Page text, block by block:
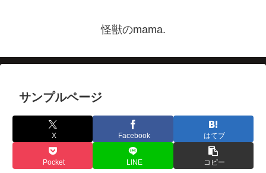
怪獣のmama.
サンプルページ
X Facebook はてブ
Pocket LINE コピー